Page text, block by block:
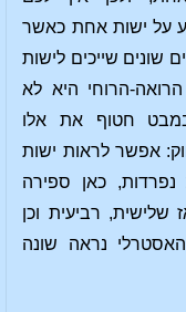
על ישות אחת כאשר
שייכים לישות
הרוחי היא לא
חטוף את אלו
אפשר לראות ישות
כאן ספירה
שלישית, רביעית וכן
נראה שונה